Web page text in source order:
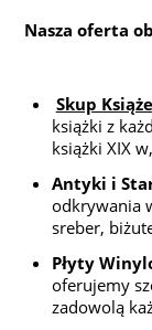
Nasza oferta
Skup
książki z
książki XIX
Antyki i
odkrywania
sreber,
Płyty
oferujemy
zadowolą